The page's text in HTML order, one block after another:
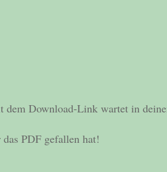
Download-Link wartet in
PDF gefallen hat!